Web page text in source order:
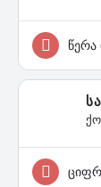
წერა